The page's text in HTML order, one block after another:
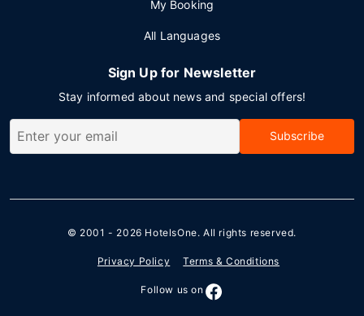
My Booking
All Languages
Sign Up for Newsletter
Stay informed about news and special offers!
Subscribe
© 2001 - 2026 HotelsOne. All rights reserved.
Privacy Policy Terms & Conditions
Follow us on